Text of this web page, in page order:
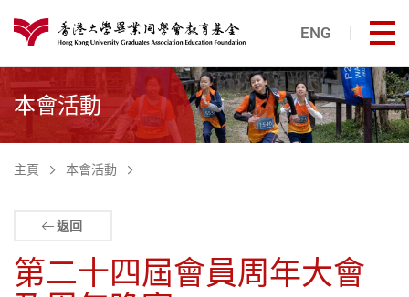
港大同學會教育基金
ENG 打
本會活動
主頁 本會活動
第二十四屆會員周年大會
返回